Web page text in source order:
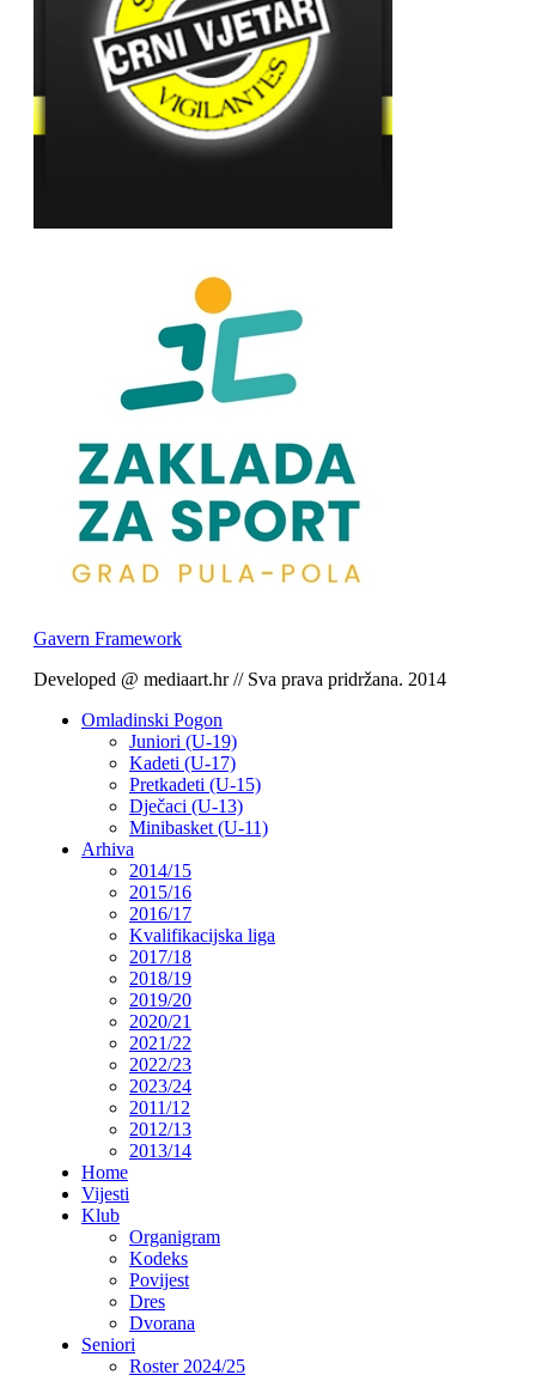
Gavern Framework
Developed @ mediaart.hr // Sva prava pridržana. 2014
Omladinski Pogon
Juniori (U-19)
Kadeti (U-17)
Pretkadeti (U-15)
Dječaci (U-13)
Minibasket (U-11)
Arhiva
2014/15
2015/16
2016/17
Kvalifikacijska liga
2017/18
2018/19
2019/20
2020/21
2021/22
2022/23
2023/24
2011/12
2012/13
2013/14
Home
Vijesti
Klub
Organigram
Kodeks
Povijest
Dres
Dvorana
Seniori
Roster 2024/25